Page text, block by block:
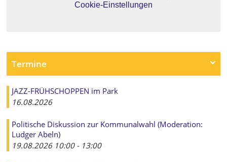
Cookie-Einstellungen
Termine
JAZZ-FRÜHSCHOPPEN im Park
16.08.2026
Politische Diskussion zur Kommunalwahl (Moderation:
Ludger Abeln)
19.08.2026 10:00 - 13:00